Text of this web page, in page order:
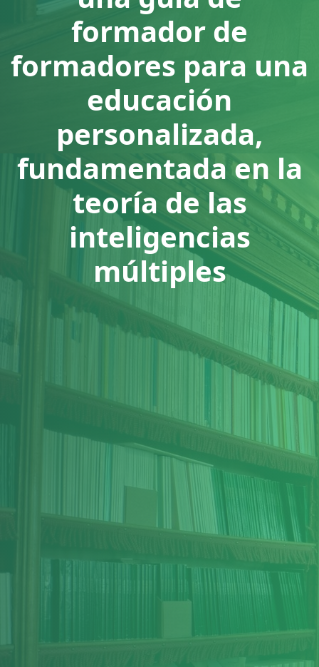
formador de
formadores para una
educación
personalizada,
fundamentada en la
teoría de las
inteligencias
múltiples